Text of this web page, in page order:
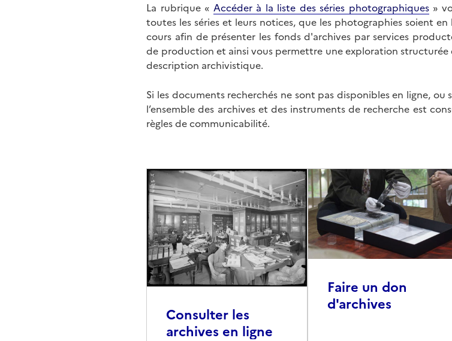
La rubrique « Accéder à la liste des séries photographiques»
toutes les séries et leurs notices, que les photographies soient
cours afin de présenter les fonds d'archives par services
de production et ainsi vous permettre une exploration
description archivistique.
Si les documents recherchés ne sont pas disponibles en ligne,
l’ensemble des archives et des instruments de recherche est
règles de communicabilité.
Consulter les
archives en ligne
Faire un don
d'archives